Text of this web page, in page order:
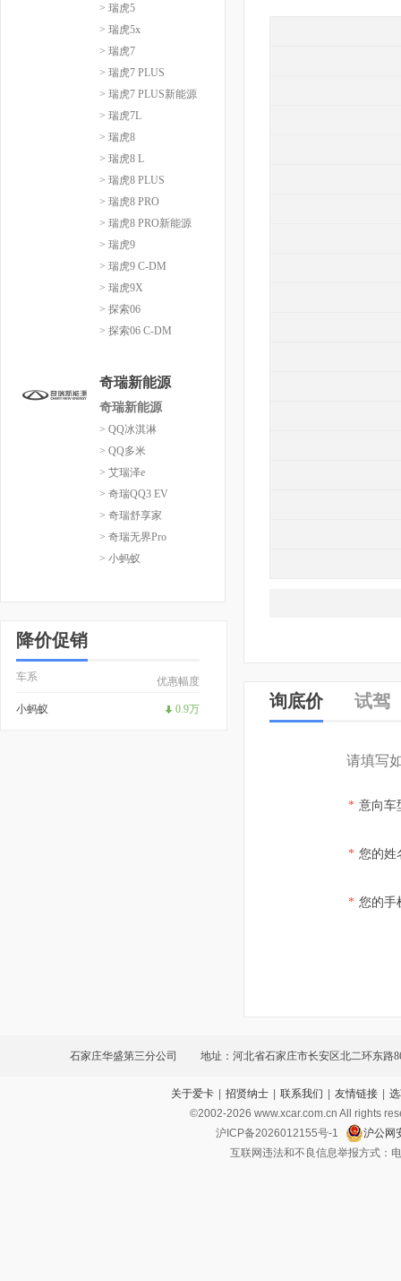
> 瑞虎5
> 瑞虎5x
> 瑞虎7
> 瑞虎7 PLUS
> 瑞虎7 PLUS新能源
> 瑞虎7L
> 瑞虎8
> 瑞虎8 L
> 瑞虎8 PLUS
> 瑞虎8 PRO
> 瑞虎8 PRO新能源
> 瑞虎9
> 瑞虎9 C-DM
> 瑞虎9X
> 探索06
> 探索06 C-DM
奇瑞新能源
奇瑞新能源
> QQ冰淇淋
> QQ多米
> 艾瑞泽e
> 奇瑞QQ3 EV
> 奇瑞舒享家
> 奇瑞无界Pro
> 小蚂蚁
降价促销
车系 优惠幅度
小蚂蚁 0.9万 询底价 试驾
请填写
* 意向车
* 您的姓
* 您的手
石家庄华盛第三分公司 地址：河北省石家庄市长安区北二环东路
关于爱卡 | 招贤纳士 | 联系我们 | 友情链接 |
©2002-2026 www.xcar.com.cn All rights
沪ICP备2026012155号-1
沪公网
互联网违法和不良信息举报方式：